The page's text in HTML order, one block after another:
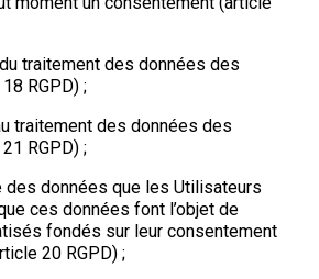
traitement des données des
RGPD) ;
traitement des données des
RGPD) ;
des données que les Utilisateurs
ces données font l’objet de
fondés sur leur consentement
20 RGPD) ;